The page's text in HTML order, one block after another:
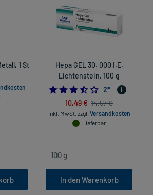
1 St
Hepa GEL 30. 000 I.E.
Lichtenstein, 100 g
3.5
2*
10,49 € 14,57 €
inkl. MwSt. zzgl. Versandkosten
Lieferbar
In den Warenkorb